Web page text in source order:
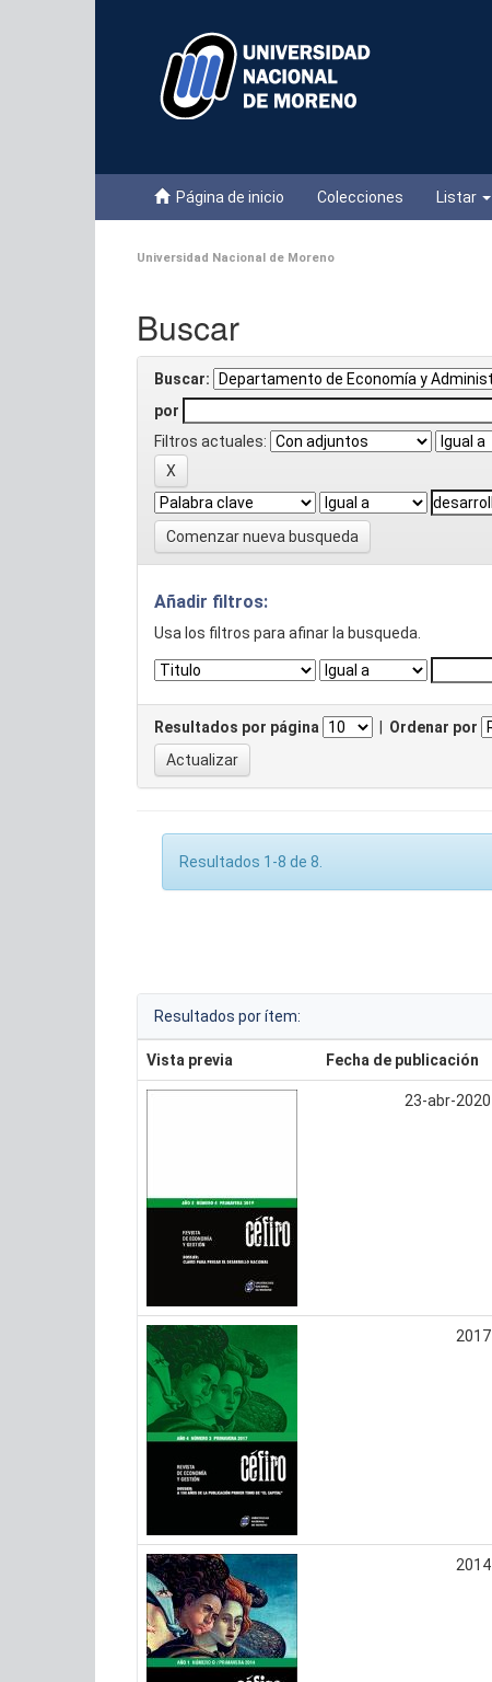
Página de inicio Colecciones Listar
Universidad Nacional de Moreno
Buscar
Buscar:
por
Filtros actuales:
Comenzar nueva busqueda
Añadir filtros:
Usa los filtros para afinar la busqueda.
Resultados por página Ordenar por
Resultados 1-8 de 8.
Resultados por ítem:
Vista previa Fecha de publicación
23-abr-2020
2017
2014